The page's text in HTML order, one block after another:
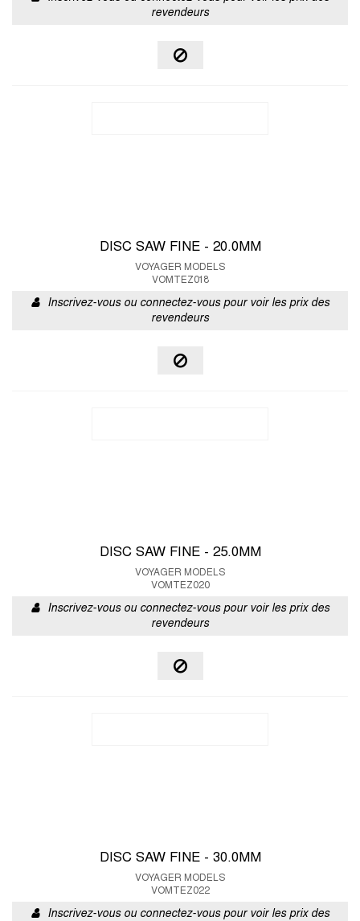
revendeurs
DISC SAW FINE - 20.0MM
VOYAGER MODELS
VOMTEZ018
Inscrivez-vous ou connectez-vous pour voir les prix des
revendeurs
DISC SAW FINE - 25.0MM
VOYAGER MODELS
VOMTEZ020
Inscrivez-vous ou connectez-vous pour voir les prix des
revendeurs
DISC SAW FINE - 30.0MM
VOYAGER MODELS
VOMTEZ022
Inscrivez-vous ou connectez-vous pour voir les prix des